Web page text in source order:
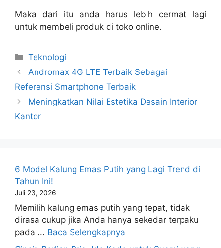
Maka dari itu anda harus lebih cermat lagi
untuk membeli produk di toko online.
Kategori
Teknologi
Andromax 4G LTE Terbaik Sebagai
Referensi Smartphone Terbaik
Meningkatkan Nilai Estetika Desain Interior
Kantor
6 Model Kalung Emas Putih yang Lagi Trend di
Tahun Ini!
Juli 23, 2026
Memilih kalung emas putih yang tepat, tidak
dirasa cukup jika Anda hanya sekedar terpaku
pada ... Baca Selengkapnya